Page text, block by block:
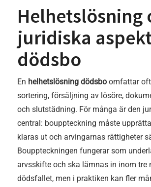
Helhetslösning
juridiska
dödsbo
En helhetslösning dödsbo omfattar
sortering, försäljning av lösöre,
och slutstädning. För många är den
central: bouppteckning måste
klaras ut och arvingarnas rättigheter
Bouppteckningen fungerar som
arvsskifte och ska lämnas in inom tre
dödsfallet, men i praktiken kan fler